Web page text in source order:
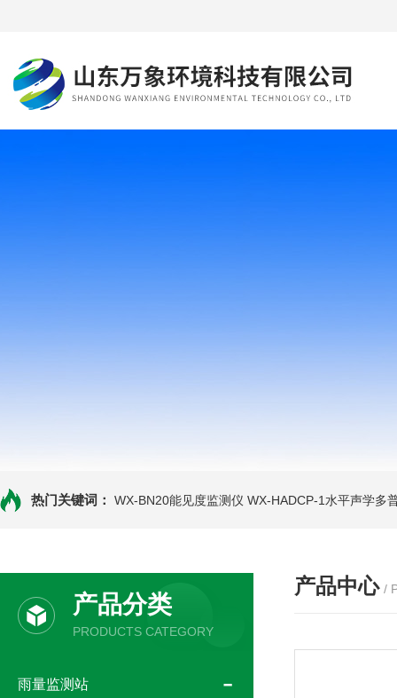
热门关键词： WX-BN20能见度监测仪 WX-HADCP-1水平声学多
产品分类
PRODUCTS CATEGORY
雨量监测站
产品中心 /